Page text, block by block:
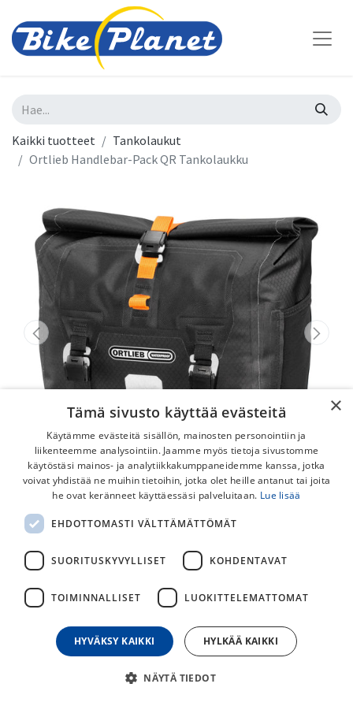
Kaikki tuotteet
Tankolaukut
Ortlieb Handlebar-Pack QR Tankolaukku
Ortlieb Handlebar-Pack QR
Tankolaukku
helppo päästä käsiksi yläpuolella olevan läpän kautta.
165,00€
×
Tämä sivusto käyttää evästeitä
Käytämme evästeitä sisällön, mainosten personointiin ja
liikenteemme analysointiin. Jaamme myös tietoja sivustomme
käytöstäsi mainos- ja analytiikkakumppaneidemme kanssa, jotka
voivat yhdistää ne muihin tietoihin, jotka olet heille antanut tai joita
he ovat keränneet käyttäessäsi palveluitaan. Lue lisää
EHDOTTOMASTI VÄLTTÄMÄTTÖMÄT
SUORITUSKYVYLLISET KOHDENTAVAT
TOIMINNALLISET LUOKITTELEMATTOMAT
HYVÄKSY KAIKKI HYLKÄÄ KAIKKI
NÄYTÄ TIEDOT